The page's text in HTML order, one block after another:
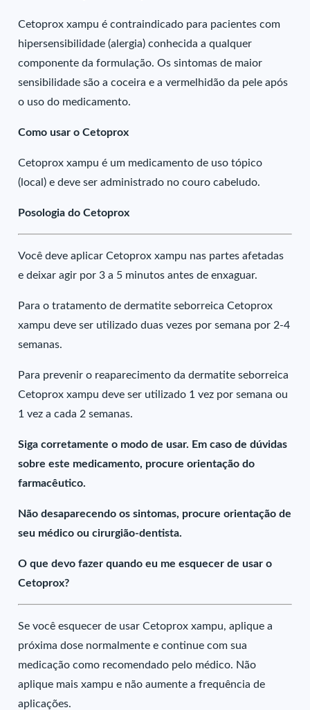
Cetoprox xampu é contraindicado para pacientes com
hipersensibilidade (alergia) conhecida a qualquer
componente da formulação. Os sintomas de maior
sensibilidade são a coceira e a vermelhidão da pele após
o uso do medicamento.
Como usar o Cetoprox
Cetoprox xampu é um medicamento de uso tópico
(local) e deve ser administrado no couro cabeludo.
Posologia do Cetoprox
Você deve aplicar Cetoprox xampu nas partes afetadas
e deixar agir por 3 a 5 minutos antes de enxaguar.
Para o tratamento de dermatite seborreica Cetoprox
xampu deve ser utilizado duas vezes por semana por 2-4
semanas.
Para prevenir o reaparecimento da dermatite seborreica
Cetoprox xampu deve ser utilizado 1 vez por semana ou
1 vez a cada 2 semanas.
Siga corretamente o modo de usar. Em caso de dúvidas
sobre este medicamento, procure orientação do
farmacêutico.
Não desaparecendo os sintomas, procure orientação de
seu médico ou cirurgião-dentista.
O que devo fazer quando eu me esquecer de usar o
Cetoprox?
Se você esquecer de usar Cetoprox xampu, aplique a
próxima dose normalmente e continue com sua
medicação como recomendado pelo médico. Não
aplique mais xampu e não aumente a frequência de
aplicações.